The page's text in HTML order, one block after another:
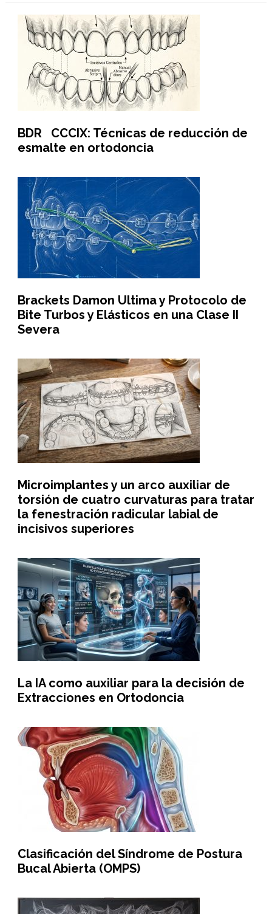
BDR CCCIX: Técnicas de reducción de
esmalte en ortodoncia
Brackets Damon Ultima y Protocolo de
Bite Turbos y Elásticos en una Clase II
Severa
Microimplantes y un arco auxiliar de
torsión de cuatro curvaturas para tratar
la fenestración radicular labial de
incisivos superiores
La IA como auxiliar para la decisión de
Extracciones en Ortodoncia
Clasificación del Síndrome de Postura
Bucal Abierta (OMPS)